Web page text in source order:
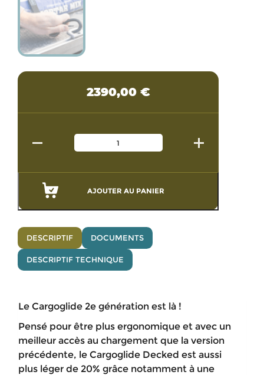
AJOUTER AU PANIER
2390,00 €
DESCRIPTIF DOCUMENTS
DESCRIPTIF TECHNIQUE
Le Cargoglide 2e génération est là !
Pensé pour être plus ergonomique et avec un
meilleur accès au chargement que la version
précédente, le Cargoglide Decked est aussi
plus léger de 20% grâce notamment à une